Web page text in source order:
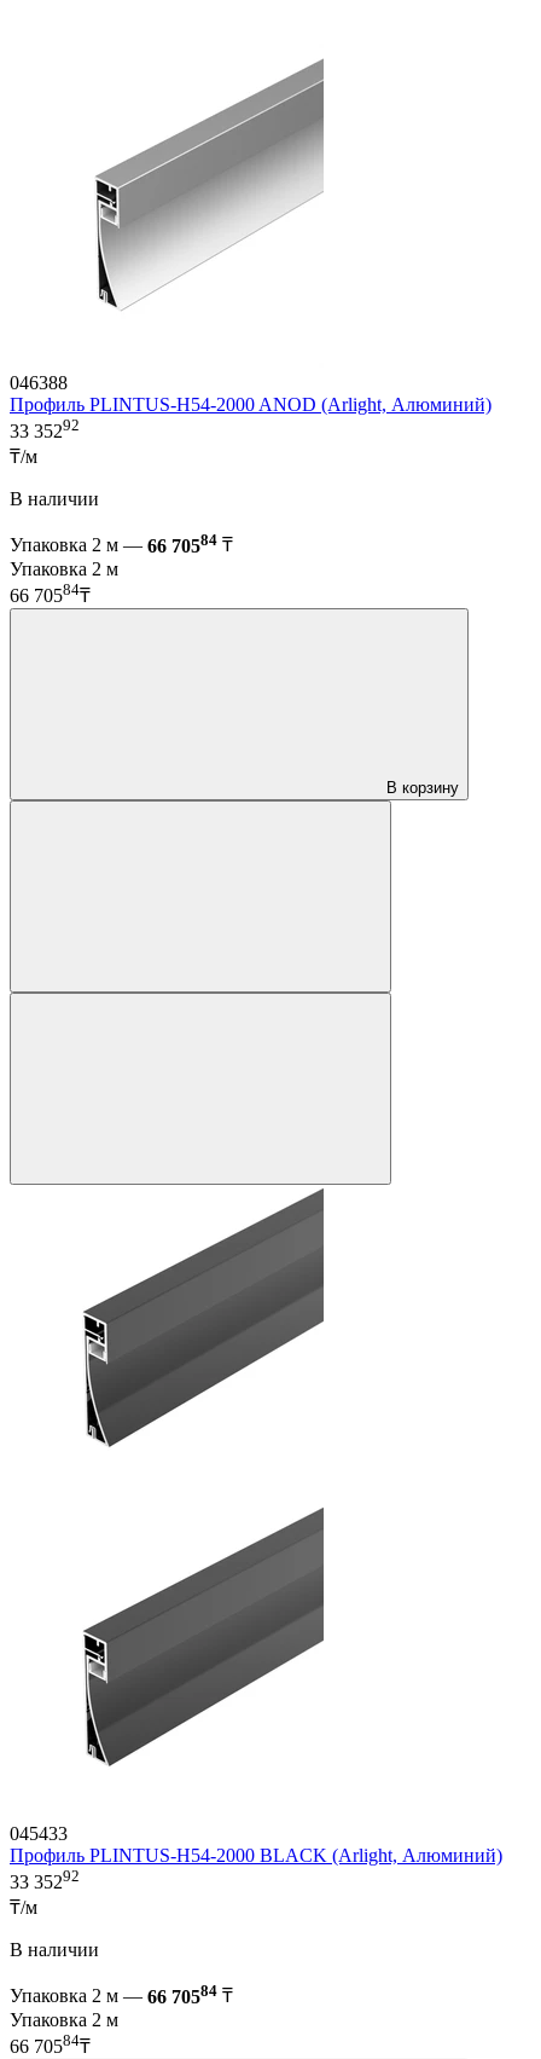
046388
Профиль PLINTUS-H54-2000 ANOD (Arlight, Алюминий)
33 35292
₸/м
В наличии
Упаковка 2 м — 66 70584 ₸
Упаковка 2 м
66 70584₸
В корзину
045433
Профиль PLINTUS-H54-2000 BLACK (Arlight, Алюминий)
33 35292
₸/м
В наличии
Упаковка 2 м — 66 70584 ₸
Упаковка 2 м
66 70584₸